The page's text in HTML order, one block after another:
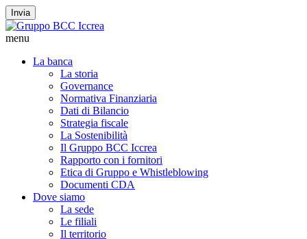
Invia
menu
La banca
La storia
Governance
Normativa Finanziaria
Dati di Bilancio
Strategia fiscale
La Sostenibilità
Il Gruppo BCC Iccrea
Rapporto con i fornitori
Etica di Gruppo e Whistleblowing
Documenti CDA
Dove siamo
La sede
Le filiali
Il territorio